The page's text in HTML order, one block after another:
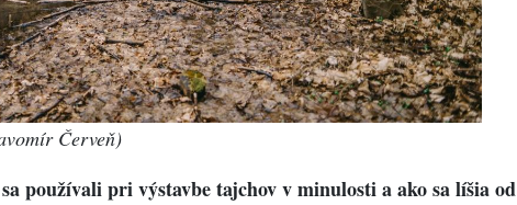
Červeň)
používali pri výstavbe tajchov v minulosti a ako sa líšia od